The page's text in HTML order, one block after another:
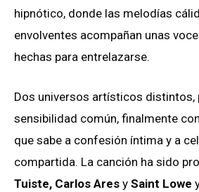
hipnótico, donde las melodías
envolventes acompañan unas
hechas para entrelazarse.
Dos universos artísticos distintos,
sensibilidad común, finalmente
que sabe a confesión íntima y a
compartida. La canción ha sido
Tuiste, Carlos Ares y Saint Lowe